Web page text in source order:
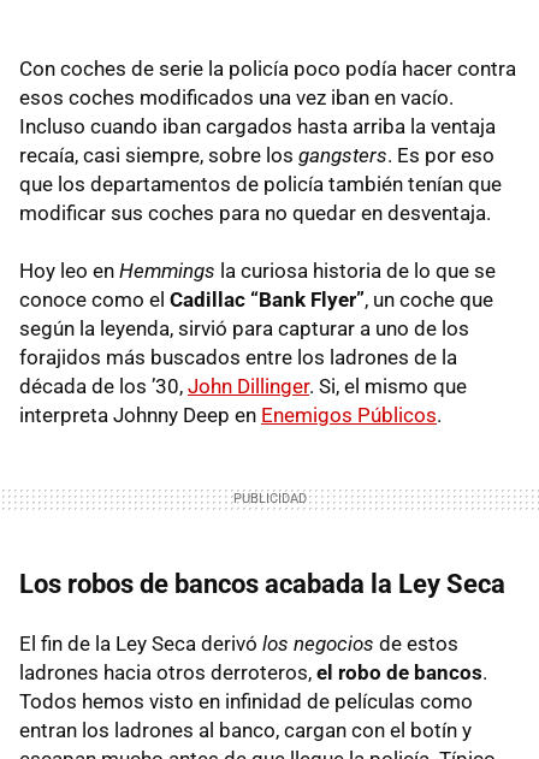
Con coches de serie la policía poco podía hacer contra
esos coches modificados una vez iban en vacío.
Incluso cuando iban cargados hasta arriba la ventaja
recaía, casi siempre, sobre los gangsters. Es por eso
que los departamentos de policía también tenían que
modificar sus coches para no quedar en desventaja.
Hoy leo en Hemmings la curiosa historia de lo que se
conoce como el Cadillac “Bank Flyer”, un coche que
según la leyenda, sirvió para capturar a uno de los
forajidos más buscados entre los ladrones de la
década de los ’30, John Dillinger. Si, el mismo que
interpreta Johnny Deep en Enemigos Públicos.
Los robos de bancos acabada la Ley Seca
El fin de la Ley Seca derivó los negocios de estos
ladrones hacia otros derroteros, el robo de bancos.
Todos hemos visto en infinidad de películas como
entran los ladrones al banco, cargan con el botín y